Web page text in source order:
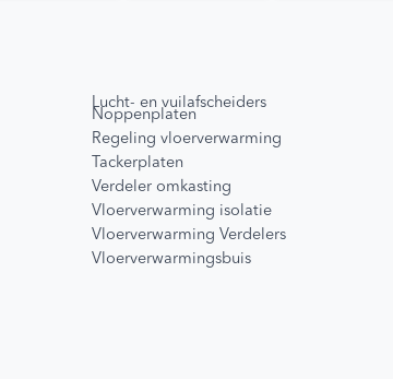
Lucht- en vuilafscheiders
Noppenplaten
Regeling vloerverwarming
Tackerplaten
Verdeler omkasting
Vloerverwarming isolatie
Vloerverwarming Verdelers
Vloerverwarmingsbuis